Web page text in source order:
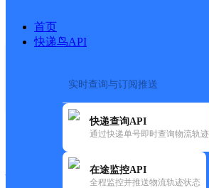
首页
快递鸟API
实时查询与订阅推送
快递查询API
通过快递单号即时查询物流轨迹
在途监控API
全程监控并推送物流轨迹状态
快运大全